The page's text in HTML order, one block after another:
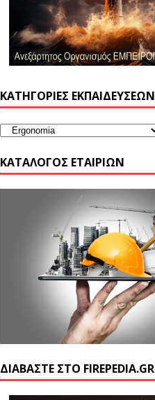
ΚΑΤΗΓΟΡΊΕΣ ΕΚΠΑΙΔΕΎΣΕΩΝ
ΚΑΤΆΛΟΓΟΣ ΕΤΑΙΡΙΏΝ
ΔΙΑΒΆΣΤΕ ΣΤΟ FIREPEDIA.GR